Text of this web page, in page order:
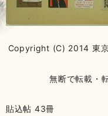
Copyright (C) 2014 東
無断で転載・
貼込帖 43冊